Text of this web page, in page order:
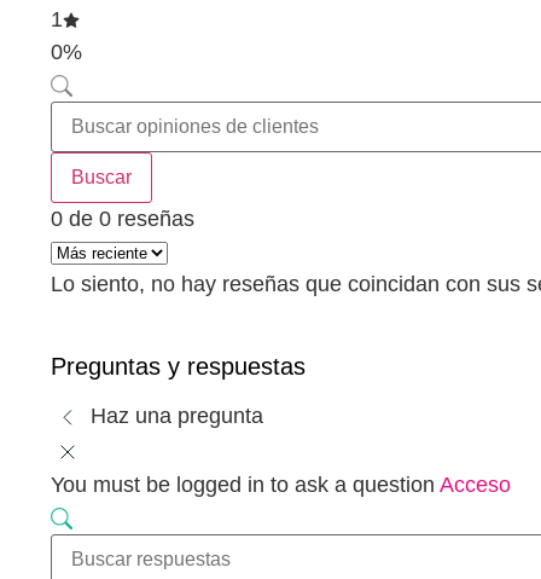
1
0%
Buscar
0 de 0 reseñas
Lo siento, no hay reseñas que coincidan con sus
Preguntas y respuestas
Haz una pregunta
You must be logged in to ask a question Acceso